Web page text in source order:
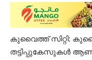
കുവൈത്ത് സിറ്റി:
തട്ടിപ്പുകേസുകൾ ആണ്